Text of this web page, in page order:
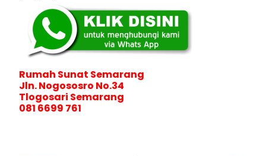
Rumah Sunat Semarang
Jln. Nogososro No.34
Tlogosari Semarang
081 6699 761